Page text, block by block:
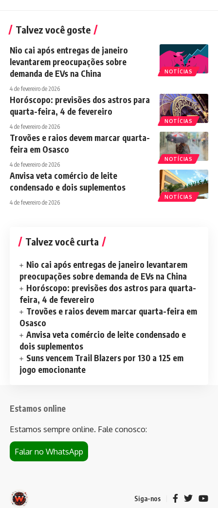
Talvez você goste
NOTÍCIAS
Nio cai após entregas de janeiro
levantarem preocupações sobre
demanda de EVs na China
4 de fevereiro de 2026
NOTÍCIAS
Horóscopo: previsões dos astros para
quarta-feira, 4 de fevereiro
4 de fevereiro de 2026
NOTÍCIAS
Trovões e raios devem marcar quarta-
feira em Osasco
4 de fevereiro de 2026
NOTÍCIAS
Anvisa veta comércio de leite
condensado e dois suplementos
4 de fevereiro de 2026
Talvez você curta
Nio cai após entregas de janeiro levantarem
preocupações sobre demanda de EVs na China
Horóscopo: previsões dos astros para quarta-
feira, 4 de fevereiro
Trovões e raios devem marcar quarta-feira em
Osasco
Anvisa veta comércio de leite condensado e
dois suplementos
Suns vencem Trail Blazers por 130 a 125 em
jogo emocionante
Estamos online
Estamos sempre online. Fale conosco:
Falar no WhatsApp
Siga-nos